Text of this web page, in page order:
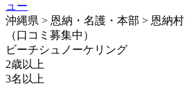
ュー
沖縄県 > 恩納・名護・本部 > 恩納村
（口コミ募集中）
ビーチシュノーケリング
2歳以上
3名以上